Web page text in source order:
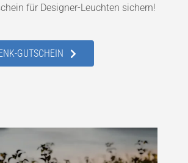
für Designer-Leuchten sichern!
GUTSCHEIN